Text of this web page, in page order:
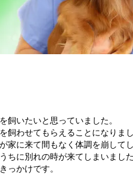
飼いたいと思っていました。
飼わせてもらえることになりまし
家に来て間もなく体調を崩してし
ちに別れの時が来てしまいました
っかけです。